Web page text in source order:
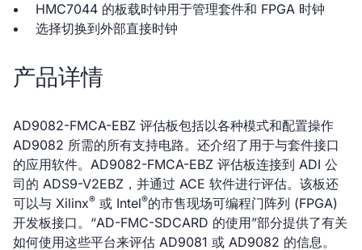
HMC7044 的板载时钟用于管理套件和 FPGA 时钟
选择切换到外部直接时钟
产品详情
AD9082-FMCA-EBZ 评估板包括以各种模式和配置操作
AD9082 所需的所有支持电路。还介绍了用于与套件接口
的应用软件。AD9082-FMCA-EBZ 评估板连接到 ADI 公
司的 ADS9-V2EBZ，并通过 ACE 软件进行评估。该板还
可以与 Xilinx® 或 Intel®的市售现场可编程门阵列 (FPGA)
开发板接口。“AD-FMC-SDCARD 的使用”部分提供了有关
如何使用这些平台来评估 AD9081 或 AD9082 的信息。